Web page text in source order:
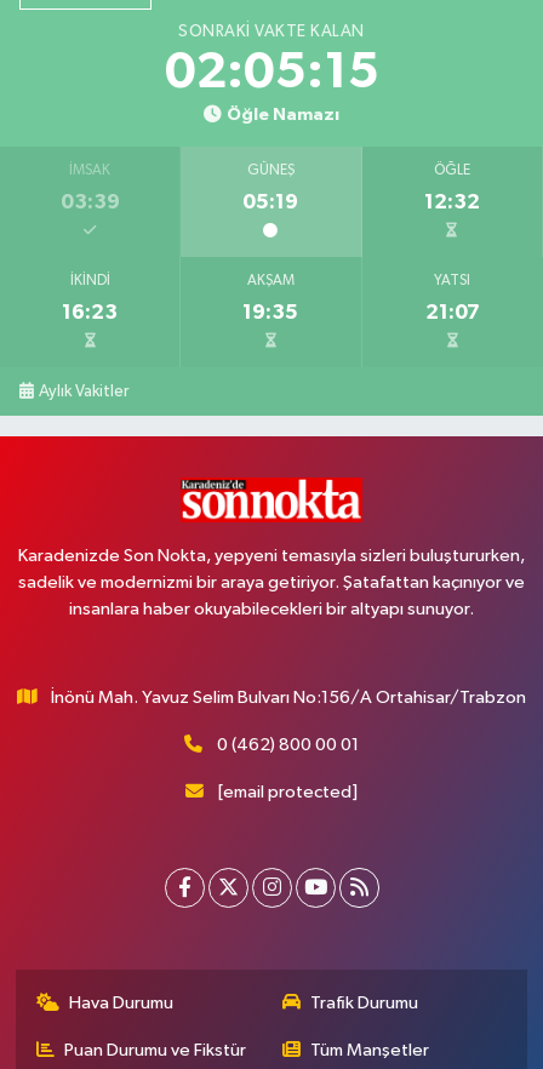
SONRAKI VAKTE KALAN
02:05:14
Öğle Namazı
İMSAK
03:39
GÜNEŞ
05:19
ÖĞLE
12:32
İKINDI
16:23
AKŞAM
19:35
YATSI
21:07
Aylık Vakitler
Karadenizde Son Nokta, yepyeni temasıyla sizleri buluştururken,
sadelik ve modernizmi bir araya getiriyor. Şatafattan kaçınıyor ve
insanlara haber okuyabilecekleri bir altyapı sunuyor.
İnönü Mah. Yavuz Selim Bulvarı No:156/A Ortahisar/Trabzon
0 (462) 800 00 01
[email protected]
Hava Durumu Trafik Durumu
Puan Durumu ve Fikstür Tüm Manşetler